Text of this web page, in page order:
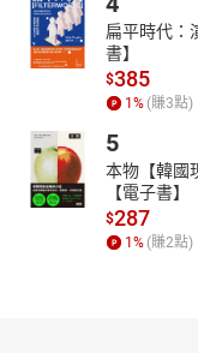
扁平時代：
書】
$385
1% (賺3點)
5
本物【韓國
【電子書】
$287
1% (賺2點)